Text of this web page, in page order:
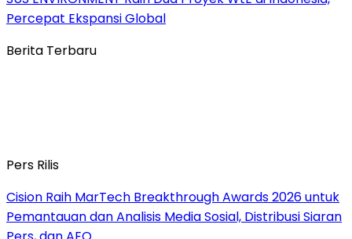
Percepat Ekspansi Global
Berita Terbaru
Pers Rilis
Cision Raih MarTech Breakthrough Awards 2026 untuk
Pemantauan dan Analisis Media Sosial, Distribusi Siaran